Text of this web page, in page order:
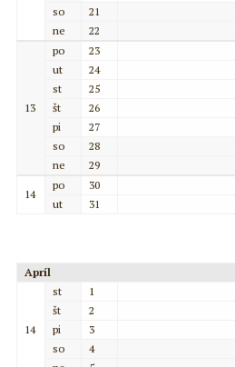
so
21
ne
22
13
po
23
ut
24
st
25
št
26
pi
27
so
28
ne
29
14
po
30
ut
31
Apríl
14
st
1
št
2
pi
3
so
4